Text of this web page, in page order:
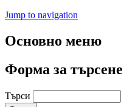
Jump to navigation
Основно меню
Форма за търсене
Търси